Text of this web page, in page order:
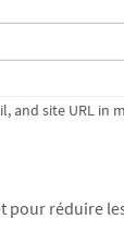
and site URL
pour réduire